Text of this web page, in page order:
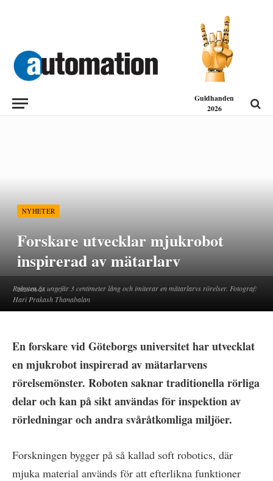
Guldhanden
2026
Roboten är ungefär 3 centimeter lång och imiterar en mätarlarvs rörelser. Fotograf:
Hari Prakash Thanabalan
NYHETER
Forskare utvecklar mjukrobot
inspirerad av mätarlarv
2026-06-24
En forskare vid Göteborgs universitet har utvecklat
en mjukrobot inspirerad av mätarlarvens
rörelsemönster. Roboten saknar traditionella rörliga
delar och kan på sikt användas för inspektion av
rörledningar och andra svåråtkomliga miljöer.
Forskningen bygger på så kallad soft robotics, där
mjuka material används för att efterlikna funktioner